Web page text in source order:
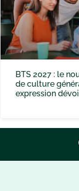
BTS 2027 : le
de culture
expression